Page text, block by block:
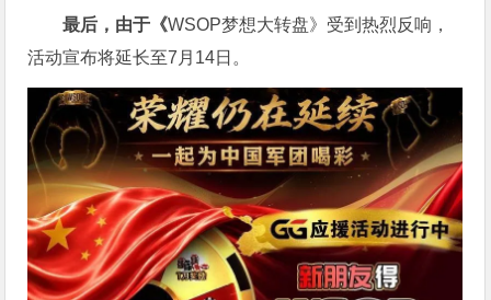
最后，由于《WSOP梦想大转盘》受到热烈反响，
活动宣布将延长至7月14日。